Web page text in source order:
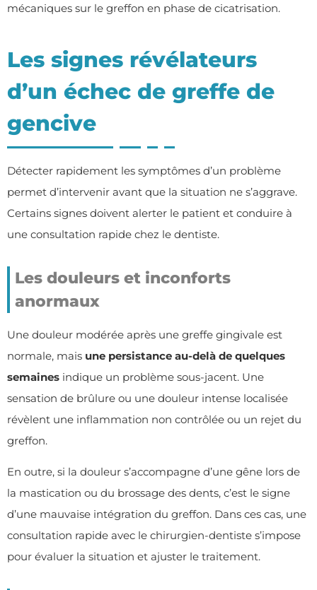
mécaniques sur le greffon en phase de cicatrisation.
Les signes révélateurs
d’un échec de greffe de
gencive
Détecter rapidement les symptômes d’un problème
permet d’intervenir avant que la situation ne s’aggrave.
Certains signes doivent alerter le patient et conduire à
une consultation rapide chez le dentiste.
Les douleurs et inconforts
anormaux
Une douleur modérée après une greffe gingivale est
normale, mais une persistance au-delà de quelques
semaines indique un problème sous-jacent. Une
sensation de brûlure ou une douleur intense localisée
révèlent une inflammation non contrôlée ou un rejet du
greffon.
En outre, si la douleur s’accompagne d’une gêne lors de
la mastication ou du brossage des dents, c’est le signe
d’une mauvaise intégration du greffon. Dans ces cas, une
consultation rapide avec le chirurgien-dentiste s’impose
pour évaluer la situation et ajuster le traitement.